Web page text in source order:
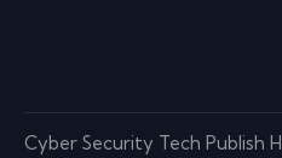
Cyber ​​Security Tech Publish